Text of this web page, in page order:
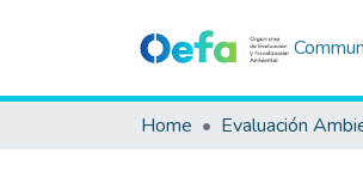
Home Evaluación